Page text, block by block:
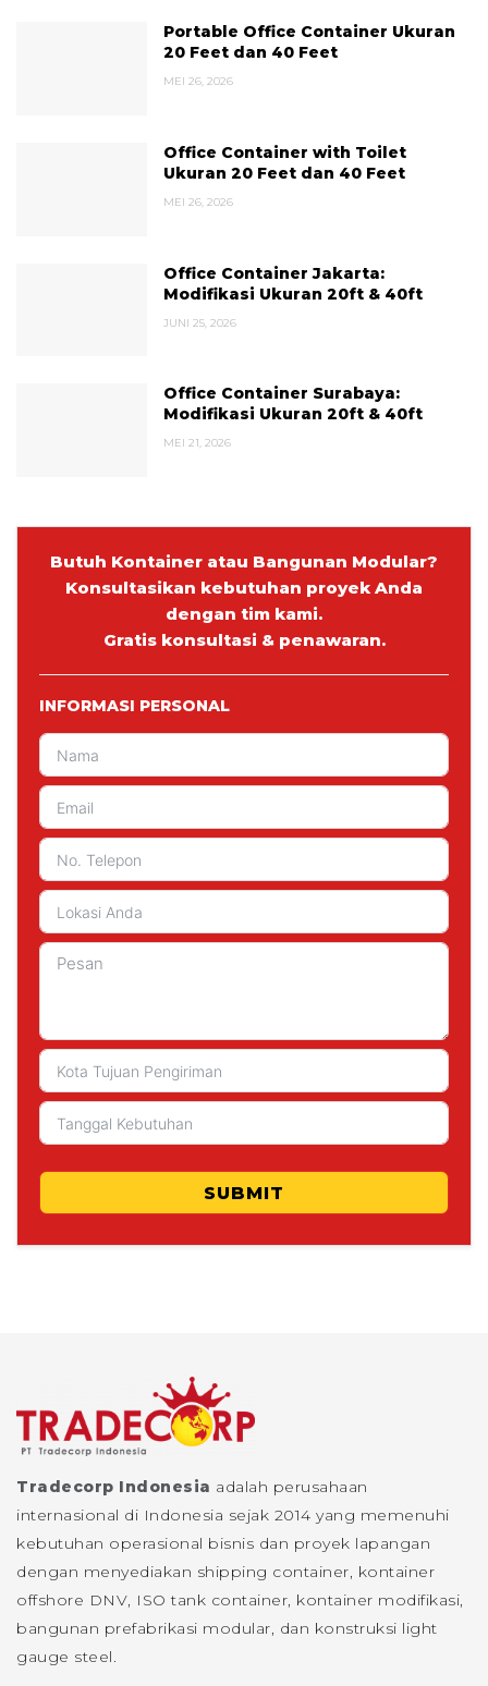
Portable Office Container Ukuran
20 Feet dan 40 Feet
MEI 26, 2026
Office Container with Toilet
Ukuran 20 Feet dan 40 Feet
MEI 26, 2026
Office Container Jakarta:
Modifikasi Ukuran 20ft & 40ft
JUNI 25, 2026
Office Container Surabaya:
Modifikasi Ukuran 20ft & 40ft
MEI 21, 2026
Butuh Kontainer atau Bangunan Modular?
Konsultasikan kebutuhan proyek Anda
dengan tim kami.
Gratis konsultasi & penawaran.
INFORMASI PERSONAL
SUBMIT
Tradecorp Indonesia adalah perusahaan
internasional di Indonesia sejak 2014 yang memenuhi
kebutuhan operasional bisnis dan proyek lapangan
dengan menyediakan shipping container, kontainer
offshore DNV, ISO tank container, kontainer modifikasi,
bangunan prefabrikasi modular, dan konstruksi light
gauge steel.